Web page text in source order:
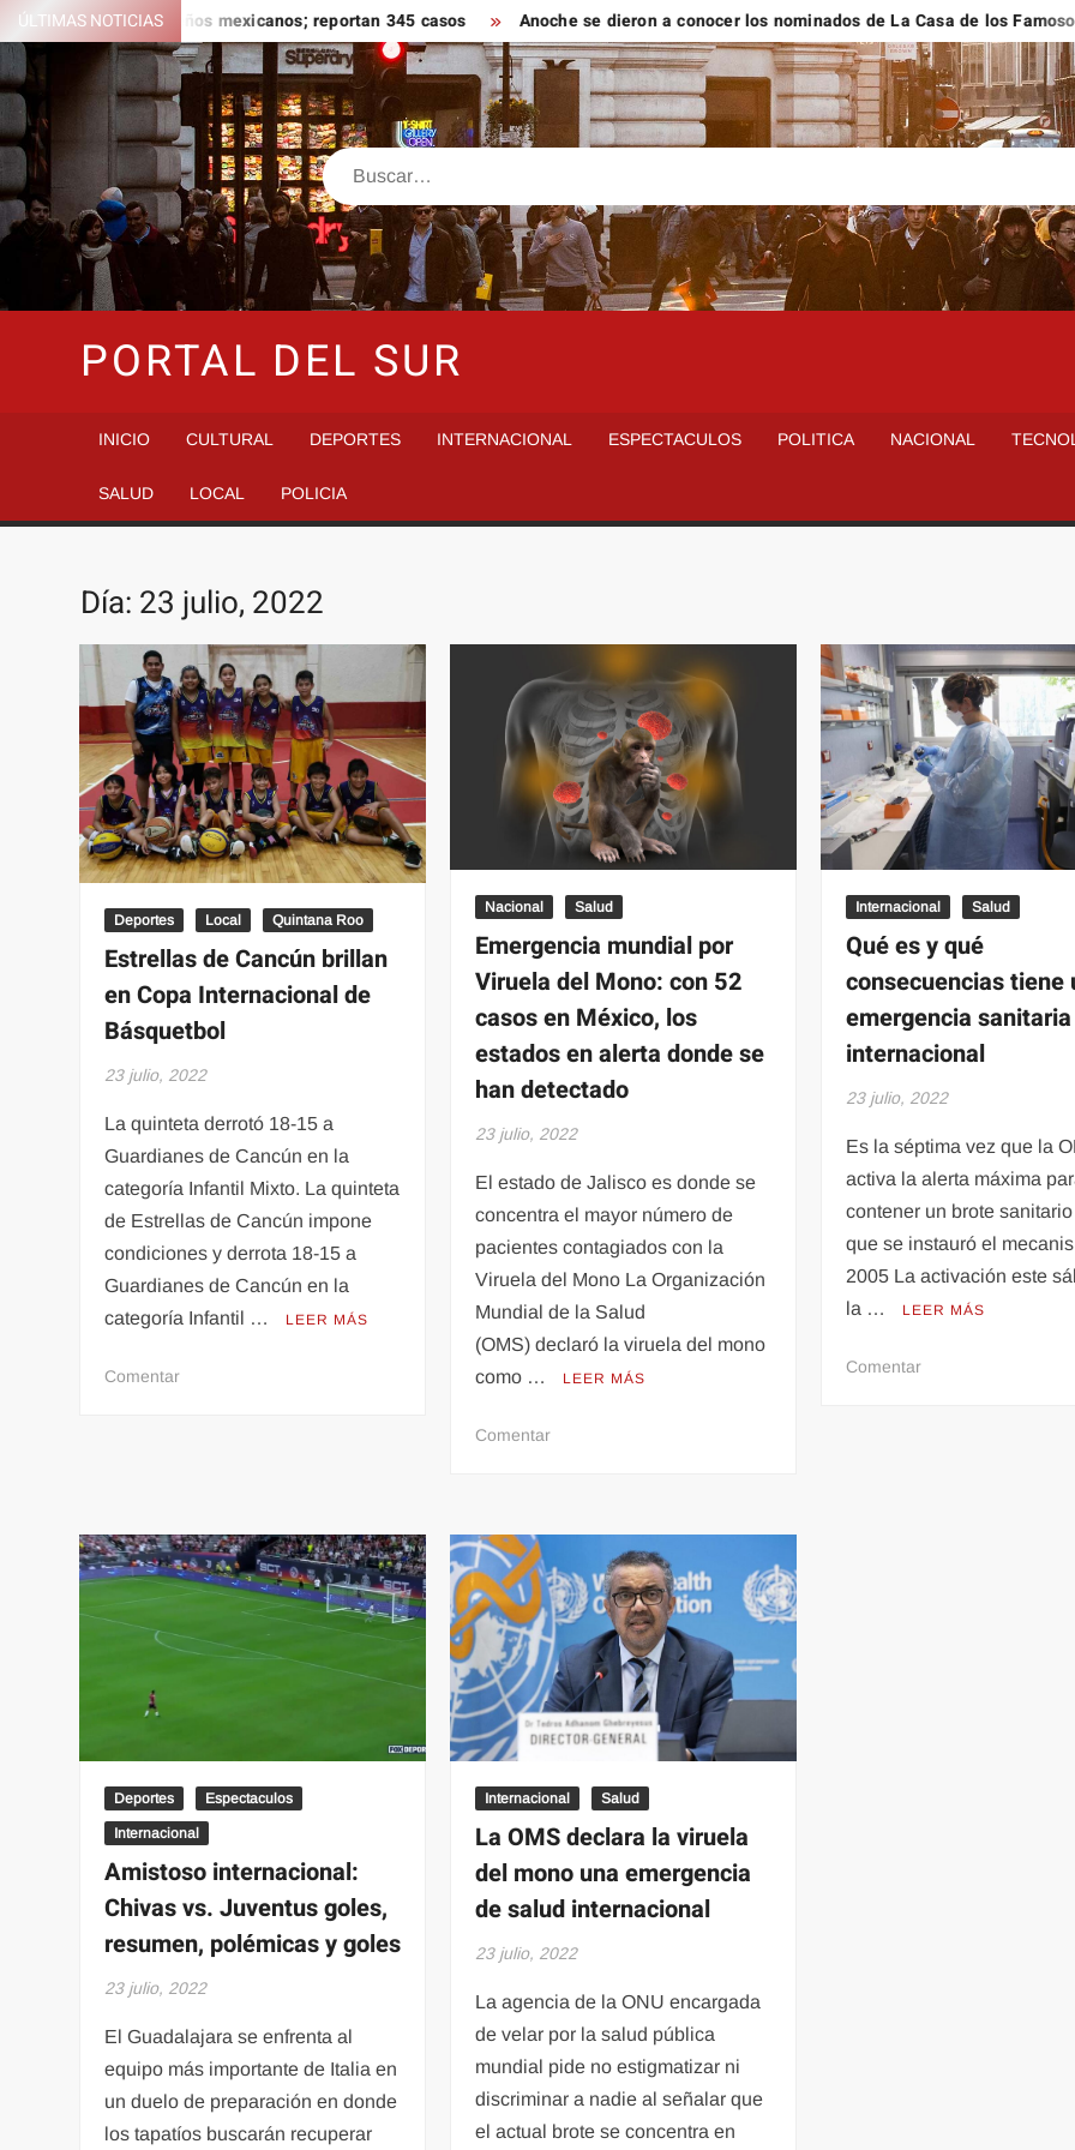
Saltar
al
contenido
ÚLTIMAS NOTICIAS
ligado a jalapeños mexicanos; reportan 345 casos Anoche se dieron a conocer los nominados de La Casa de los Famosos
Buscar
PORTAL DEL SUR
INICIO CULTURAL DEPORTES INTERNACIONAL ESPECTACULOS POLITICA NACIONAL
SALUD LOCAL POLICIA
Día: 23 julio, 2022
Deportes Local Quintana Roo
Estrellas de Cancún brillan
en Copa Internacional de
Básquetbol
23 julio, 2022
La quinteta derrotó 18-15 a
Guardianes de Cancún en la
categoría Infantil Mixto. La quinteta
de Estrellas de Cancún impone
condiciones y derrota 18-15 a
Guardianes de Cancún en la
categoría Infantil …
LEER MÁS
Comentaren
Copa
Internacional
de
Nacional Salud
Emergencia mundial por
Viruela del Mono: con 52
casos en México, los
estados en alerta donde se
han detectado
23 julio, 2022
El estado de Jalisco es donde se
concentra el mayor número de
pacientes contagiados con la
Viruela del Mono La Organización
Mundial de la Salud
(OMS) declaró la viruela del mono
como …
LEER MÁS
Comentaren
del
Mono:
con
52
casos
en
México,
estados
alerta
donde
se
detectado
Internacional Salud
Qué es y qué
consecuencias tiene
emergencia sanitaria
internacional
23 julio, 2022
Es la séptima vez que la
activa la alerta máxima
contener un brote
que se instauró el
2005 La activación este
la …
LEER MÁS
Comentaren
Deportes Espectaculos
Internacional
Amistoso internacional:
Chivas vs. Juventus goles,
resumen, polémicas y goles
23 julio, 2022
El Guadalajara se enfrenta al
equipo más importante de Italia en
un duelo de preparación en donde
los tapatíos buscarán recuperar
Internacional Salud
La OMS declara la viruela
del mono una emergencia
de salud internacional
23 julio, 2022
La agencia de la ONU encargada
de velar por la salud pública
mundial pide no estigmatizar ni
discriminar a nadie al señalar que
el actual brote se concentra en